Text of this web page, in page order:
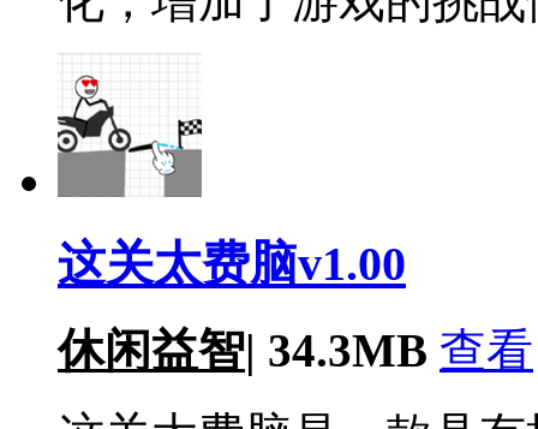
这关太费脑v1.00
休闲益智| 34.3MB 查看